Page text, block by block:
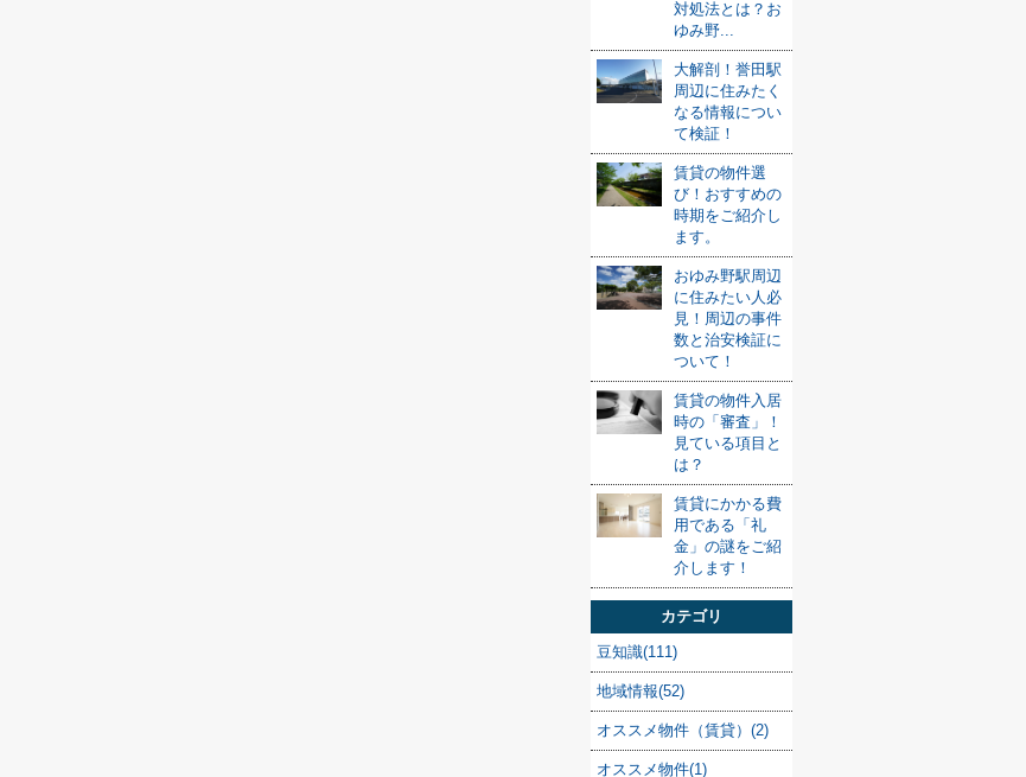
対処法とは？お
ゆみ野...
大解剖！誉田駅
周辺に住みたく
なる情報につい
て検証！
賃貸の物件選
び！おすすめの
時期をご紹介し
ます。
おゆみ野駅周辺
に住みたい人必
見！周辺の事件
数と治安検証に
ついて！
賃貸の物件入居
時の「審査」！
見ている項目と
は？
賃貸にかかる費
用である「礼
金」の謎をご紹
介します！
カテゴリ
豆知識(111)
地域情報(52)
オススメ物件（賃貸）(2)
オススメ物件(1)